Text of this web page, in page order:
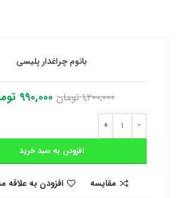
باتوم چراغدار پلیسی
1,200,000تومان 990,000
افزودن به سبد خرید
مقایسه افزودن به علاقه